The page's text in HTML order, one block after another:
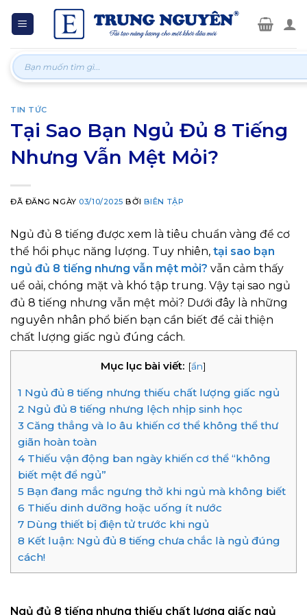
Tìm
kiếm:
TIN TỨC
Tại Sao Bạn Ngủ Đủ 8 Tiếng
Nhưng Vẫn Mệt Mỏi?
ĐÃ ĐĂNG NGÀY 03/10/2025 BỞI BIÊN TẬP
Ngủ đủ 8 tiếng được xem là tiêu chuẩn vàng để cơ
thể hồi phục năng lượng. Tuy nhiên, tại sao bạn
ngủ đủ 8 tiếng nhưng vẫn mệt mỏi? vẫn cảm thấy
uể oải, chóng mặt và khó tập trung. Vậy tại sao ngủ
đủ 8 tiếng nhưng vẫn mệt mỏi? Dưới đây là những
nguyên nhân phổ biến bạn cần biết để cải thiện
chất lượng giấc ngủ đúng cách.
Mục lục bài viết: [ẩn]
1 Ngủ đủ 8 tiếng nhưng thiếu chất lượng giấc ngủ
2 Ngủ đủ 8 tiếng nhưng lệch nhịp sinh học
3 Căng thẳng và lo âu khiến cơ thể không thể thư
giãn hoàn toàn
4Thiếu vận động ban ngày khiến cơ thể “không
biết mệt để ngủ”
5 Bạn đang mắc ngưng thở khi ngủ mà không biết
6 Thiếu dinh dưỡng hoặc uống ít nước
7 Dùng thiết bị điện tử trước khi ngủ
8 Kết luận: Ngủ đủ 8 tiếng chưa chắc là ngủ đúng
cách!
Ngủ đủ 8 tiếng nhưng thiếu chất lượng giấc ngủ